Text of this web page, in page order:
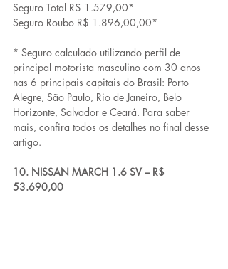
Seguro Total R$ 1.579,00*
Seguro Roubo R$ 1.896,00,00*
* Seguro calculado utilizando perfil de
principal motorista masculino com 30 anos
nas 6 principais capitais do Brasil: Porto
Alegre, São Paulo, Rio de Janeiro, Belo
Horizonte, Salvador e Ceará. Para saber
mais, confira todos os detalhes no final desse
artigo.
10. NISSAN MARCH 1.6 SV – R$
53.690,00